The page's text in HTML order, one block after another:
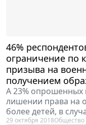
46%
ограничение по
призыва на
получением
А 23% опрошенных
лишении права на
более детей, в
29 октября 2018Общество